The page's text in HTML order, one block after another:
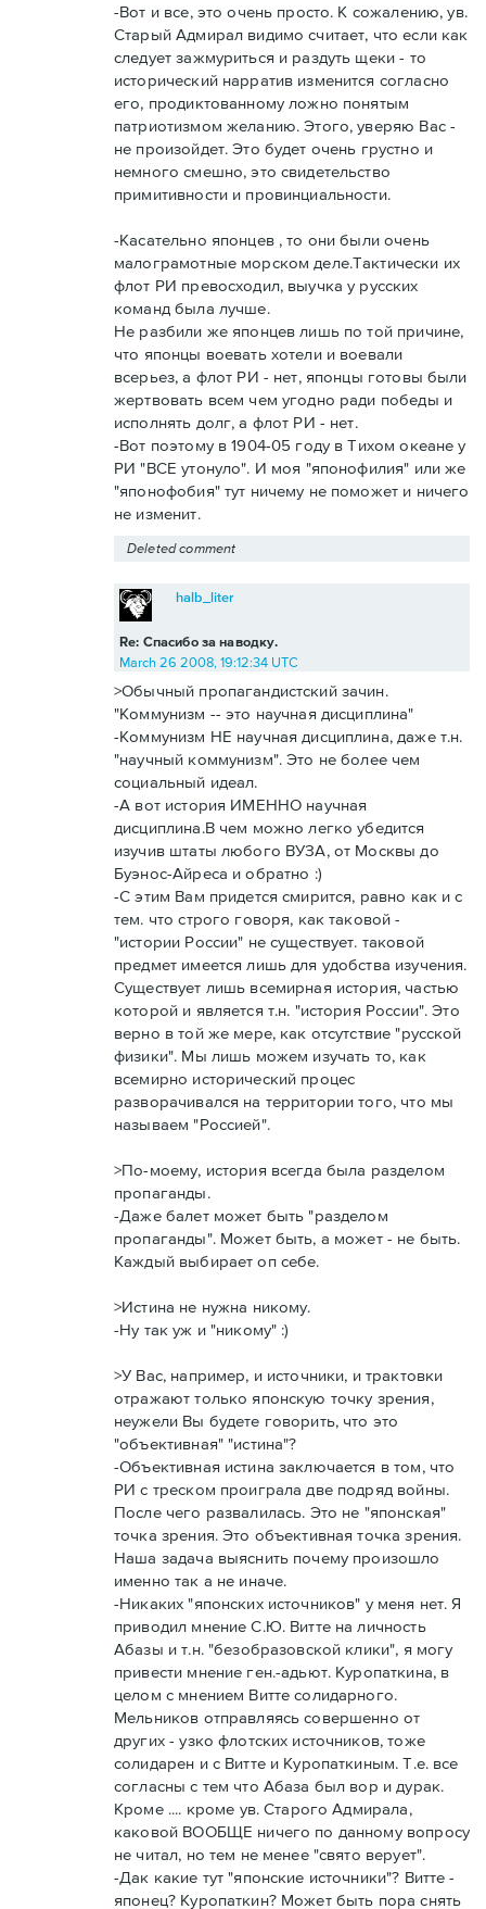
-Вот и все, это очень просто. К сожалению, ув.
Старый Адмирал видимо считает, что если как
следует зажмуриться и раздуть щеки - то
исторический нарратив изменится согласно
его, продиктованному ложно понятым
патриотизмом желанию. Этого, уверяю Вас -
не произойдет. Это будет очень грустно и
немного смешно, это свидетельство
примитивности и провинциальности.
-Касательно японцев , то они были очень
малограмотные морском деле.Тактически их
флот РИ превосходил, выучка у русских
команд была лучше.
Не разбили же японцев лишь по той причине,
что японцы воевать хотели и воевали
всерьез, а флот РИ - нет, японцы готовы были
жертвовать всем чем угодно ради победы и
исполнять долг, а флот РИ - нет.
-Вот поэтому в 1904-05 году в Тихом океане у
РИ "ВСЕ утонуло". И моя "японофилия" или же
"японофобия" тут ничему не поможет и ничего
не изменит.
Deleted comment
Re: Спасибо за наводку.
halb_liter
March 26 2008, 19:12:34 UTC
>Обычный пропагандистский зачин.
"Коммунизм -- это научная дисциплина"
-Коммунизм НЕ научная дисциплина, даже т.н.
"научный коммунизм". Это не более чем
социальный идеал.
-А вот история ИМЕННО научная
дисциплина.В чем можно легко убедится
изучив штаты любого ВУЗА, от Москвы до
Буэнос-Айреса и обратно :)
-С этим Вам придется смирится, равно как и с
тем. что строго говоря, как таковой -
"истории России" не существует. таковой
предмет имеется лишь для удобства изучения.
Существует лишь всемирная история, частью
которой и является т.н. "история России". Это
верно в той же мере, как отсутствие "русской
физики". Мы лишь можем изучать то, как
всемирно исторический процес
разворачивался на территории того, что мы
называем "Россией".
>По-моему, история всегда была разделом
пропаганды.
-Даже балет может быть "разделом
пропаганды". Может быть, а может - не быть.
Каждый выбирает оп себе.
>Истина не нужна никому.
-Ну так уж и "никому" :)
>У Вас, например, и источники, и трактовки
отражают только японскую точку зрения,
неужели Вы будете говорить, что это
"объективная" "истина"?
-Объективная истина заключается в том, что
РИ с треском проиграла две подряд войны.
После чего развалилась. Это не "японская"
точка зрения. Это объективная точка зрения.
Наша задача выяснить почему произошло
именно так а не иначе.
-Никаких "японских источников" у меня нет. Я
приводил мнение С.Ю. Витте на личность
Абазы и т.н. "безобразовской клики", я могу
привести мнение ген.-адьют. Куропаткина, в
целом с мнением Витте солидарного.
Мельников отправляясь совершенно от
других - узко флотских источников, тоже
солидарен и с Витте и Куропаткиным. Т.е. все
согласны с тем что Абаза был вор и дурак.
Кроме .... кроме ув. Старого Адмирала,
каковой ВООБЩЕ ничего по данному вопросу
не читал, но тем не менее "свято верует".
-Дак какие тут "японские источники"? Витте -
японец? Куропаткин? Может быть пора снять